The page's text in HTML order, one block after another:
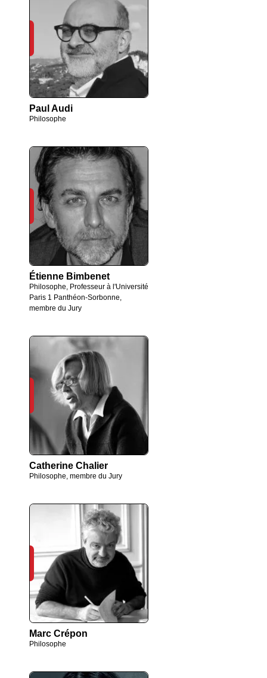
Paul Audi
Philosophe
Étienne Bimbenet
Philosophe, Professeur à l'Université
Paris 1 Panthéon-Sorbonne,
membre du Jury
Catherine Chalier
Philosophe, membre du Jury
Marc Crépon
Philosophe